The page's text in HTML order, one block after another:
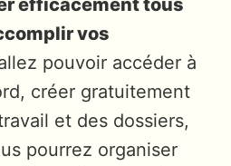
efficacement tous
vos
pouvoir accéder à
créer gratuitement
et des dossiers,
pourrez organiser